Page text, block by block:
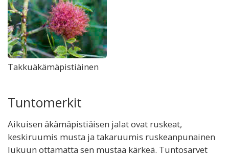
Takkuäkämäpistiäinen
Tuntomerkit
Aikuisen äkämäpistiäisen jalat ovat ruskeat,
keskiruumis musta ja takaruumis ruskeanpunainen
lukuun ottamatta sen mustaa kärkeä. Tuntosarvet